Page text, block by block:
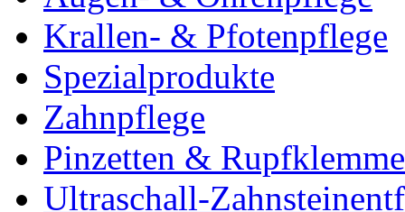
Krallen- & Pfotenpflege
Spezialprodukte
Zahnpflege
Pinzetten &
Ultraschall-